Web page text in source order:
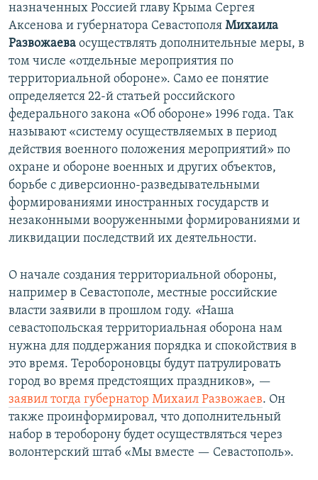
назначенных Россией главу Крыма Сергея
Аксенова и губернатора Севастополя Михаила
Развожаева осуществлять дополнительные меры, в
том числе «отдельные мероприятия по
территориальной обороне». Само ее понятие
определяется 22-й статьей российского
федерального закона «Об обороне» 1996 года. Так
называют «систему осуществляемых в период
действия военного положения мероприятий» по
охране и обороне военных и других объектов,
борьбе с диверсионно-разведывательными
формированиями иностранных государств и
незаконными вооруженными формированиями и
ликвидации последствий их деятельности.
О начале создания территориальной обороны,
например в Севастополе, местные российские
власти заявили в прошлом году. «Наша
севастопольская территориальная оборона нам
нужна для поддержания порядка и спокойствия в
это время. Теробороновцы будут патрулировать
город во время предстоящих праздников», —
заявил тогда губернатор Михаил Развожаев. Он
также проинформировал, что дополнительный
набор в тероборону будет осуществляться через
волонтерский штаб «Мы вместе — Севастополь».